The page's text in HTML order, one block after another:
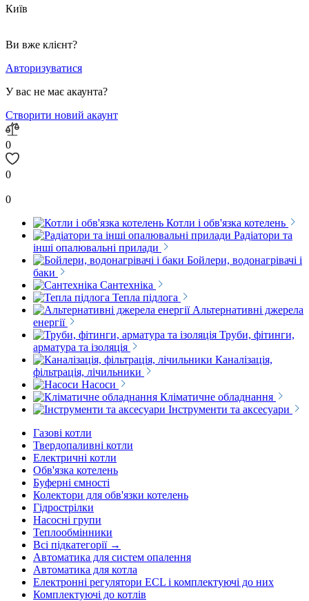
Київ
Ви вже клієнт?
Авторизуватися
У вас не має акаунта?
Створити новий акаунт
0
0
0
Котли і обв'язка котелень
Радіатори та
інші опалювальні прилади
Бойлери, водонагрівачі і
баки
Сантехніка
Тепла підлога
Альтернативні джерела
енергії
Труби, фітинги,
арматура та ізоляція
Каналізація,
фільтрація, лічильники
Насоси
Кліматичне обладнання
Інструменти та аксесуари
Газові котли
Твердопаливні котли
Електричні котли
Обв'язка котелень
Буферні ємності
Колектори для обв'язки котелень
Гідрострілки
Насосні групи
Теплообмінники
Всі підкатегорії →
Автоматика для систем опалення
Автоматика для котла
Електронні регулятори ECL і комплектуючі до них
Комплектуючі до котлів